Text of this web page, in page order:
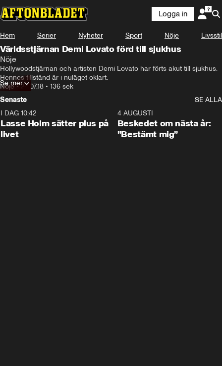
Logga in
Hem Serier Nyheter Sport Nöje Livsstil
Världsstjärnan Demi Lovato förd till sjukhus
Nöje
Hollywoodstjärnan och artisten Demi Lovato har förts akut till sjukhus.
Hennes tillstånd är i nuläget oklart.
Nöje•24.07.18 • 136 sek
Se mer
Senaste
SE ALLA
I DAG 10:42
Lasse Holm sätter plus på
livet
4 AUGUSTI
Beskedet om nästa år:
”Bestämt mig”